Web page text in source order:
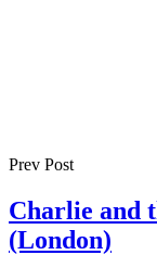
Prev Post
Charlie and
(London)